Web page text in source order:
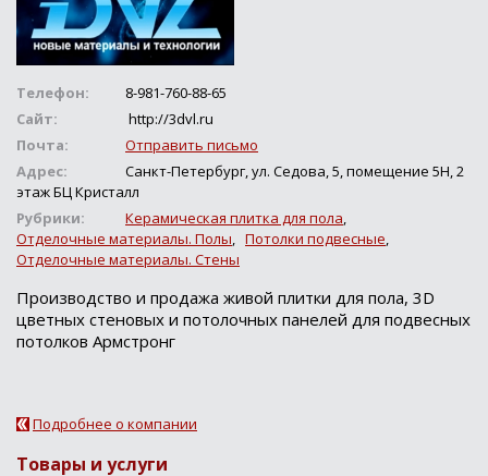
Телефон:
8-981-760-88-65
Сайт:
http://3dvl.ru
Почта:
Отправить письмо
Адрес:
Санкт-Петербург, ул. Седова, 5, помещение 5Н, 2
этаж БЦ Кристалл
Рубрики:
Керамическая плитка для пола,
Отделочные материалы. Полы, Потолки подвесные,
Отделочные материалы. Стены
Производство и продажа живой плитки для пола, 3D
цветных стеновых и потолочных панелей для подвесных
потолков Армстронг
Подробнее о компании
Товары и услуги